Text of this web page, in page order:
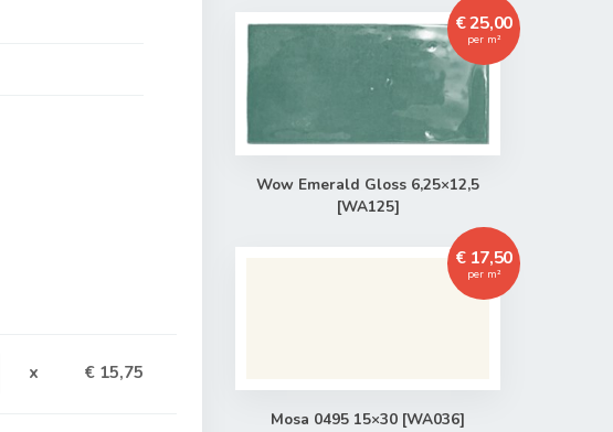
x € 15,75
Wow Emerald Gloss 6,25×12,5
[WA125]
€ 25,00
per m²
Mosa 0495 15×30 [WA036]
€ 17,50
per m²